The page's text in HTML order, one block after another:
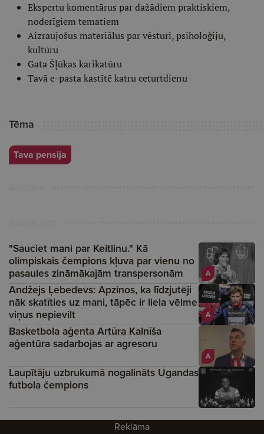
Ekspertu komentārus par dažādiem praktiskiem,
noderīgiem tematiem
Aizraujošus materiālus par vēsturi, psiholoģiju,
kultūru
Gata Šļūkas karikatūru
Tavā e-pasta kastītē katru ceturtdienu
Tēma
Tava pensija
A
"Sauciet mani par Keitlinu." Kā
olimpiskais čempions kļuva par vienu no
pasaules zināmākajām transpersonām
A
Andžejs Ļebedevs: Apzinos, ka līdzjutēji
nāk skatīties uz mani, tāpēc ir liela vēlme
viņus nepievilt
A
Basketbola aģenta Artūra Kalnīša
aģentūra sadarbojas ar agresoru
Laupītāju uzbrukumā nogalināts Ugandas
futbola čempions
Reklāma